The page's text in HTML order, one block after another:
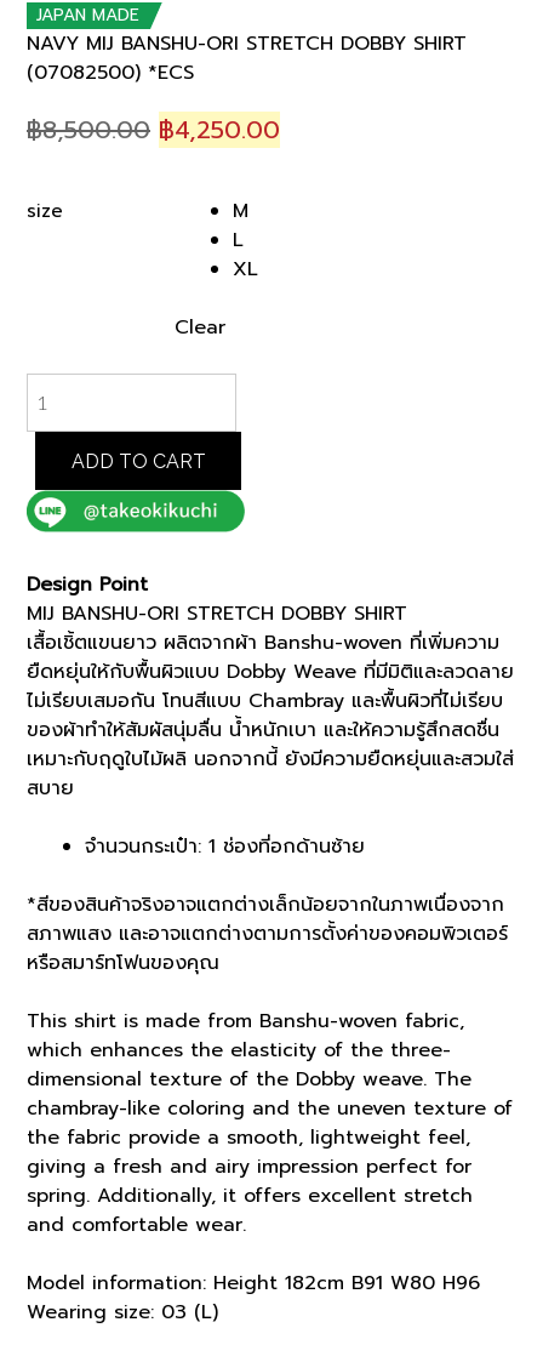
JAPAN MADE
NAVY MIJ BANSHU-ORI STRETCH DOBBY SHIRT
(07082500) *ECS
฿8,500.00 Original
฿8,500.00.
฿4,250.00
size
M
L
XL
Clear
MIJ
BANSHU-
STRETCH
DOBBY
SHIRT
*ECS
quantity
ADD TO CART
Design Point
MIJ BANSHU-ORI STRETCH DOBBY SHIRT
เสื้อเชิ้ตแขนยาว ผลิตจากผ้า Banshu-woven ที่เพิ่มความ
ยืดหยุ่นให้กับพื้นผิวแบบ Dobby Weave ที่มีมิติและลวดลาย
ไม่เรียบเสมอกัน โทนสีแบบ Chambray และพื้นผิวที่ไม่เรียบ
ของผ้าทำให้สัมผัสนุ่มลื่น น้ำหนักเบา และให้ความรู้สึกสดชื่น
เหมาะกับฤดูใบไม้ผลิ นอกจากนี้ ยังมีความยืดหยุ่นและสวมใส่
สบาย
จำนวนกระเป๋า: 1 ช่องที่อกด้านซ้าย
*สีของสินค้าจริงอาจแตกต่างเล็กน้อยจากในภาพเนื่องจาก
สภาพแสง และอาจแตกต่างตามการตั้งค่าของคอมพิวเตอร์
หรือสมาร์ทโฟนของคุณ
This shirt is made from Banshu-woven fabric,
which enhances the elasticity of the three-
dimensional texture of the Dobby weave. The
chambray-like coloring and the uneven texture of
the fabric provide a smooth, lightweight feel,
giving a fresh and airy impression perfect for
spring. Additionally, it offers excellent stretch
and comfortable wear.
Model information: Height 182cm B91 W80 H96
Wearing size: 03 (L)